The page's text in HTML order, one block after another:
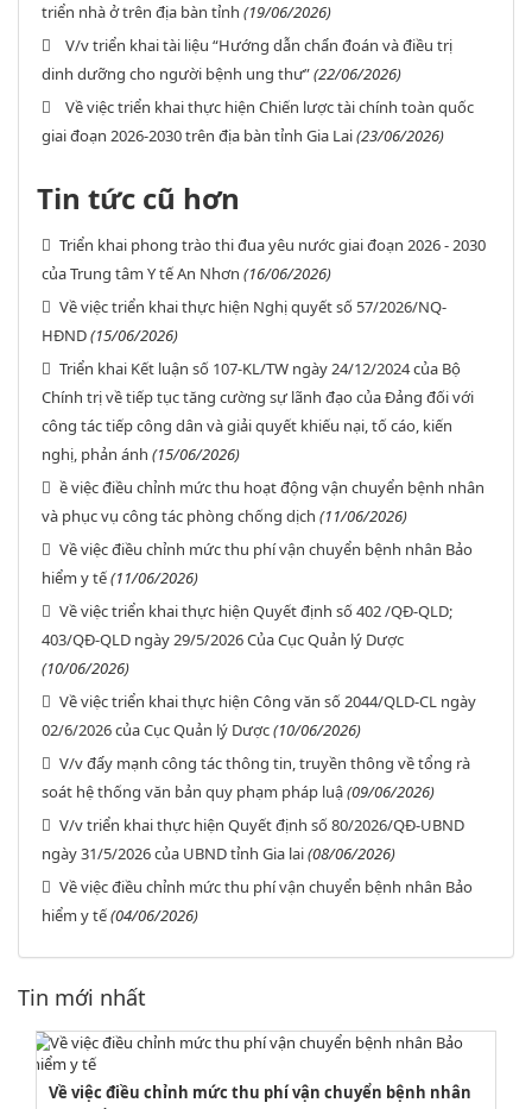
triển nhà ở trên địa bàn tỉnh (19/06/2026)
V/v triển khai tài liệu “Hướng dẫn chẩn đoán và điều trị
dinh dưỡng cho người bệnh ung thư”(22/06/2026)
Về việc triển khai thực hiện Chiến lược tài chính toàn quốc
giai đoạn 2026-2030 trên địa bàn tỉnh Gia Lai(23/06/2026)
Tin tức cũ hơn
Triển khai phong trào thi đua yêu nước giai đoạn 2026 - 2030
của Trung tâm Y tế An Nhơn (16/06/2026)
Về việc triển khai thực hiện Nghị quyết số 57/2026/NQ-
HĐND(15/06/2026)
Triển khai Kết luận số 107-KL/TW ngày 24/12/2024 của Bộ
Chính trị về tiếp tục tăng cường sự lãnh đạo của Đảng đối với
công tác tiếp công dân và giải quyết khiếu nại, tố cáo, kiến
nghị, phản ánh (15/06/2026)
ề việc điều chỉnh mức thu hoạt động vận chuyển bệnh nhân
và phục vụ công tác phòng chống dịch (11/06/2026)
Về việc điều chỉnh mức thu phí vận chuyển bệnh nhân Bảo
hiểm y tế(11/06/2026)
Về việc triển khai thực hiện Quyết định số 402 /QĐ-QLD;
403/QĐ-QLD ngày 29/5/2026 Của Cục Quản lý Dược
(10/06/2026)
Về việc triển khai thực hiện Công văn số 2044/QLD-CL ngày
02/6/2026 của Cục Quản lý Dược(10/06/2026)
V/v đẩy mạnh công tác thông tin, truyền thông về tổng rà
soát hệ thống văn bản quy phạm pháp luậ(09/06/2026)
V/v triển khai thực hiện Quyết định số 80/2026/QĐ-UBND
ngày 31/5/2026 của UBND tỉnh Gia lai(08/06/2026)
Về việc điều chỉnh mức thu phí vận chuyển bệnh nhân Bảo
hiểm y tế(04/06/2026)
Tin mới nhất
Về việc điều chỉnh mức thu phí vận chuyển bệnh nhân